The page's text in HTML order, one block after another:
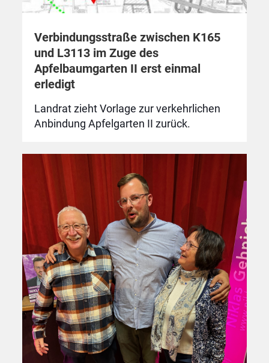
Verbindungsstraße zwischen K165
und L3113 im Zuge des
Apfelbaumgarten II erst einmal
erledigt
Landrat zieht Vorlage zur verkehrlichen
Anbindung Apfelgarten II zurück.